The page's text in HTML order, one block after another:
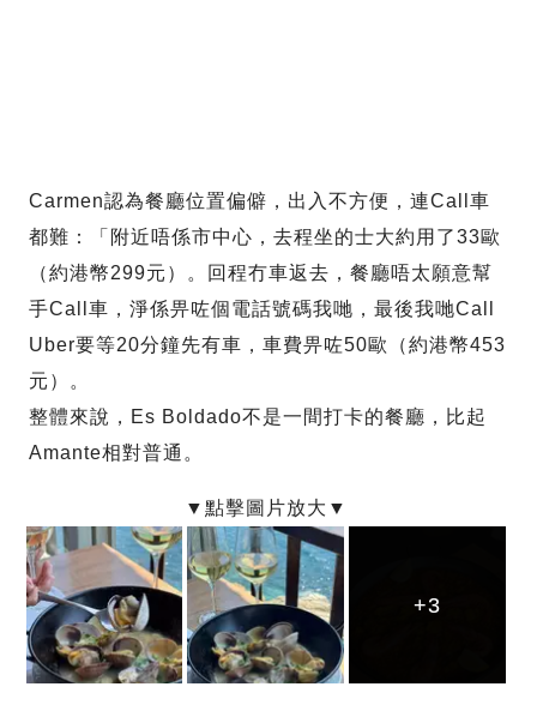
Carmen認為餐廳位置偏僻，出入不方便，連Call車
都難：「附近唔係市中心，去程坐的士大約用了33歐
（約港幣299元）。回程冇車返去，餐廳唔太願意幫
手Call車，淨係畀咗個電話號碼我哋，最後我哋Call
Uber要等20分鐘先有車，車費畀咗50歐（約港幣453
元）。
整體來說，Es Boldado不是一間打卡的餐廳，比起
Amante相對普通。
+3
+3
+3